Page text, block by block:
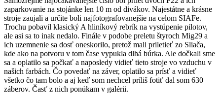
zaparkovanie na stojánke len 10 m od divákov. Najestátne a krásne
stroje zaujali a určite boli najfotografovanejšie na celom SIAFe.
Trochu pobavil klasický A hliníkový rebrík na vystúpenie pilotov,
ale asi sa to inak nedalo. Finále v podobe preletu štyroch Mig29 a
ich uzemnenie sa dosť oneskorilo, pretož mali priletieť zo Sliača,
kde ako na potvoru v tom čase vypukla dlhá búrka. Ale dočkali sme
sa a oplatilo sa počkať a naposledy vidieť tieto stroje vo vzduchu v
našich farbách. Čo povedať na záver, oplatilo sa prísť a vidieť
všetko čo tam bolo a aj keď som nechcel príliš fotiť dal som 630
záberov. Časť z nich ponúkam v galérii.